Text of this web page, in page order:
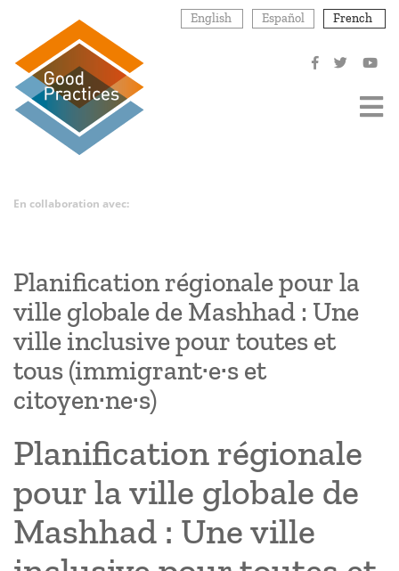
contenu
principal
English Español French
En collaboration avec:
Planification régionale pour la
ville globale de Mashhad : Une
ville inclusive pour toutes et
tous (immigrant·e·s et
citoyen·ne·s)
Planification régionale
pour la ville globale de
Mashhad : Une ville